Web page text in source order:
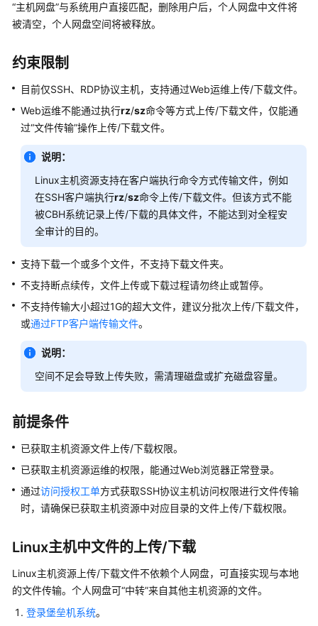
产
品
绍
计
费
明
入
门
用
户
指
南
操
作
指
引
过
授
予
使
CBH
权
购
买
“主机网盘”与系统用户直接匹配，删除用户后，个人网盘中文件将
被清空，个人网盘空间将被释放。
约束限制
目前仅SSH、RDP协议主机，支持通过Web运维上传/下载文件。
Web运维不能通过执行rz/sz命令等方式上传/下载文件，仅能通
过“文件传输”操作上传/下载文件。
说明：
Linux主机资源支持在客户端执行命令方式传输文件，例如
在SSH客户端执行rz/sz命令上传/下载文件。但该方式不能
被CBH系统记录上传/下载的具体文件，不能达到对全程安
全审计的目的。
支持下载一个或多个文件，不支持下载文件夹。
不支持断点续传，文件上传或下载过程请勿终止或暂停。
不支持传输大小超过1G的超大文件，建议分批次上传/下载文件，
或通过FTP客户端传输文件。
说明：
空间不足会导致上传失败，需清理磁盘或扩充磁盘容量。
前提条件
已获取主机资源文件上传/下载权限。
已获取主机资源运维的权限，能通过Web浏览器正常登录。
通过访问授权工单方式获取SSH协议主机访问权限进行文件传输
时，请确保已获取主机资源中对应目录的文件上传/下载权限。
Linux主机中文件的上传/下载
Linux主机资源上传/下载文件不依赖个人网盘，可直接实现与本地
的文件传输。个人网盘可“中转”来自其他主机资源的文件。
登录堡垒机系统。